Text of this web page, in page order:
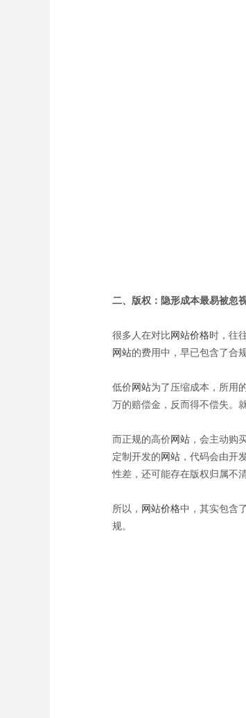
二、版权：隐形成本最易被忽
很多人在对比 网站价格时，往
网站的费用中，早已包含了合
低价 网站为了压缩成本，所用
万的赔偿金，反而得不偿失。
而正规的高价 网站 ，会主动购
定制开发的 网站 ，代码会由开
性差，还可能存在版权归属不
所以， 网站价格中，其实包含
规。